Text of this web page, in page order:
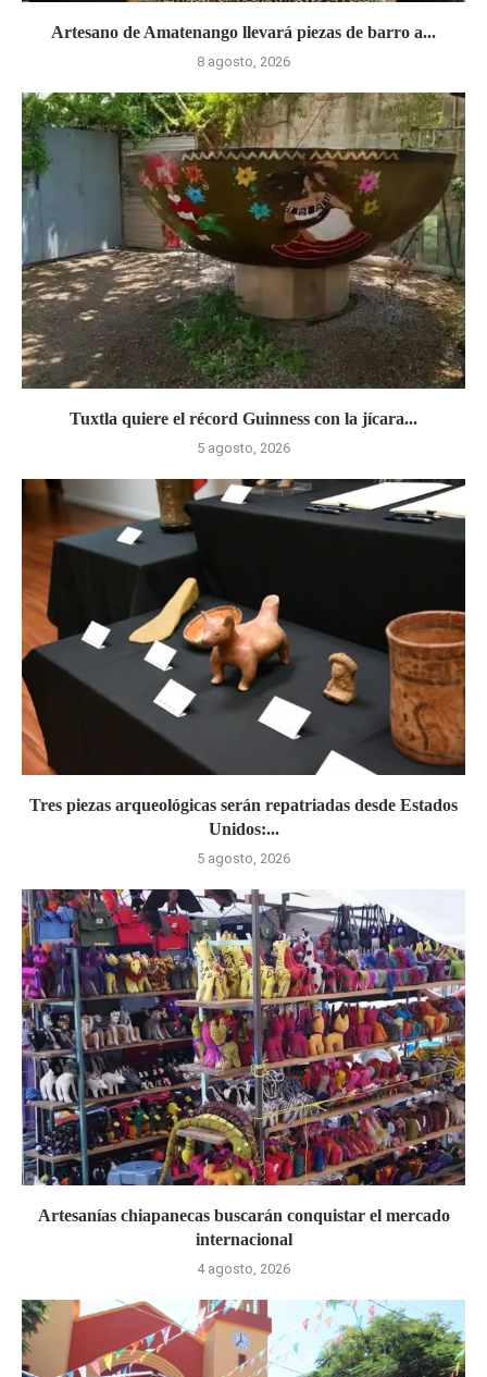
Artesano de Amatenango llevará piezas de barro a...
8 agosto, 2026
Tuxtla quiere el récord Guinness con la jícara...
5 agosto, 2026
Tres piezas arqueológicas serán repatriadas desde Estados
Unidos:...
5 agosto, 2026
Artesanías chiapanecas buscarán conquistar el mercado
internacional
4 agosto, 2026